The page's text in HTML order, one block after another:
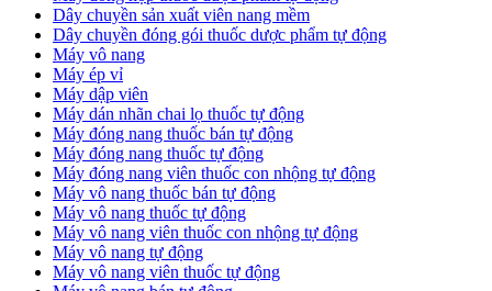
Dây chuyền sản xuất viên nang mềm
Dây chuyền đóng gói thuốc dược phẩm tự động
Máy vô nang
Máy ép vỉ
Máy dập viên
Máy dán nhãn chai lọ thuốc tự động
Máy đóng nang thuốc bán tự động
Máy đóng nang thuốc tự động
Máy đóng nang viên thuốc con nhộng tự động
Máy vô nang thuốc bán tự động
Máy vô nang thuốc tự động
Máy vô nang viên thuốc con nhộng tự động
Máy vô nang tự động
Máy vô nang viên thuốc tự động